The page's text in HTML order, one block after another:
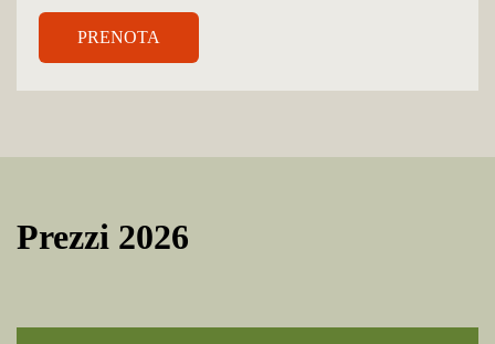
PRENOTA
Prezzi 2026